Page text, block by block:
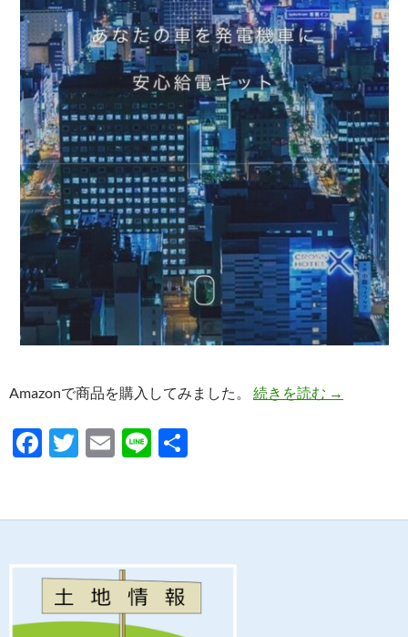
Amazonで商品を購入してみました。 続きを読む 非常時電源
→
F
b
o
o
k
T
er
E
Li